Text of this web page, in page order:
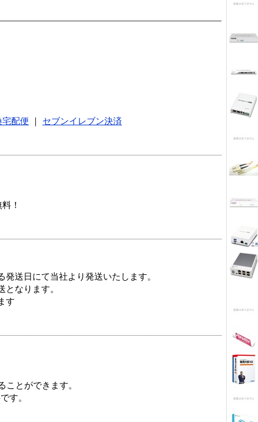
宅配便
セブンイレブン決済
！
送日にて当社より発送いたします。
なります。
す
とができます。
す。